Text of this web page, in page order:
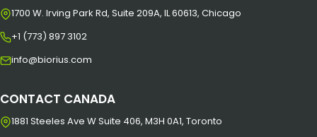
1700 W. Irving Park Rd, Suite 209A, IL 60613, Chicago
+1 (773) 897 3102
info@biorius.com
CONTACT CANADA
1881 Steeles Ave W Suite 406, M3H 0A1, Toronto